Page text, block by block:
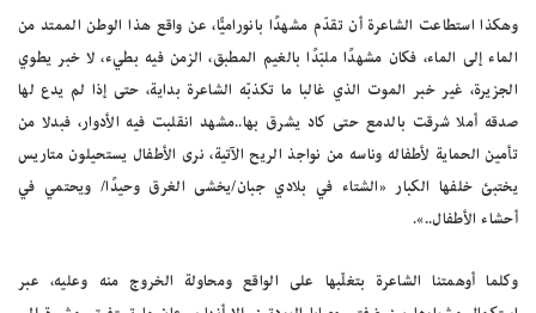
وهكذا استطاعت الشاعرة أن تقدّم مشهدًا بانوراميًّا، عن واقع هذا الوطن الممتد من
الماء إلى الماء، فكان مشهدًا ملبّدًا بالغيم المطبق، الزمن فيه بطيء، لا خبر يطوي
الجزيرة، غير خبر الموت الذي غالبا ما تكذبّه الشاعرة بداية، حتى إذا لم يدع لها
صدقه أملا شرقت بالدمع حتى كاد يشرق بها..مشهد انقلبت فيه الأدوار، فبدلا من
تأمين الحماية لأطفاله وناسه من نواجذ الريح الآتية، نرى الأطفال يستحيلون متاريس
يختبئ خلفها الكبار «الشتاء في بلادي جبان/يخشى الغرق وحيدًا/ ويحتمي في
أحشاء الأطفال..».
وكلما أوهمتنا الشاعرة بتغلّبها على الواقع ومحاولة الخروج منه وعليه، عبر